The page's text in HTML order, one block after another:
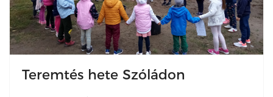
Teremtés hete Szóládon